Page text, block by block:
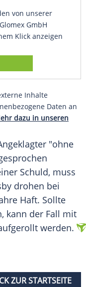
von unserer
GmbH
Klick anzeigen
Inhalte
Daten an
dazu in unseren
"ohne
Schuld, muss
drohen bei
Haft. Sollte
kann der Fall mit
werden.
ZUR STARTSEITE